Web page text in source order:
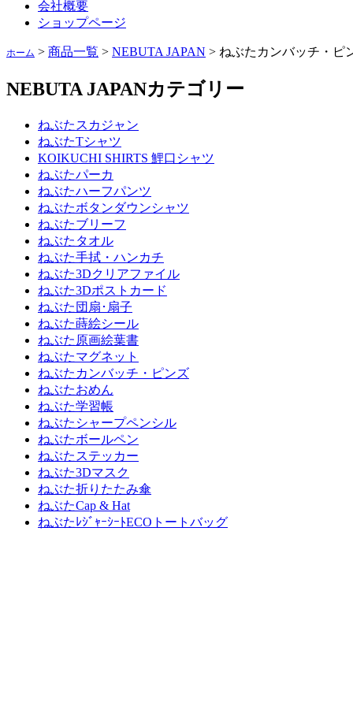
会社概要
ショップページ
ホーム > 商品一覧 > NEBUTA JAPAN > ねぶたカンバッチ・ピ
NEBUTA JAPANカテゴリー
ねぶたスカジャン
ねぶたTシャツ
KOIKUCHI SHIRTS 鯉口シャツ
ねぶたパーカ
ねぶたハーフパンツ
ねぶたボタンダウンシャツ
ねぶたブリーフ
ねぶたタオル
ねぶた手拭・ハンカチ
ねぶた3Dクリアファイル
ねぶた3Dポストカード
ねぶた団扇･扇子
ねぶた蒔絵シール
ねぶた原画絵葉書
ねぶたマグネット
ねぶたカンバッチ・ピンズ
ねぶたおめん
ねぶた学習帳
ねぶたシャープペンシル
ねぶたボールペン
ねぶたステッカー
ねぶた3Dマスク
ねぶた折りたたみ傘
ねぶたCap & Hat
ねぶたﾚｼﾞｬｰｼｰﾄECOトートバッグ